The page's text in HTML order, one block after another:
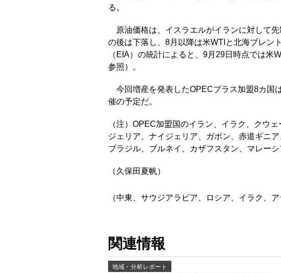
る。
原油価格は、イスラエルがイランに対して
の後は下落し、8月以降は米WTIと北海ブレン
（EIA）の統計によると、9月29日時点では
参照）。
今回増産を発表したOPECプラス加盟8カ国
催の予定だ。
（注）OPEC加盟国のイラン、イラク、クウ
ジェリア、ナイジェリア、ガボン、赤道ギニ
ブラジル、ブルネイ、カザフスタン、マレー
（久保田夏帆）
（中東、サウジアラビア、ロシア、イラク、
関連情報
地域・分析レポート